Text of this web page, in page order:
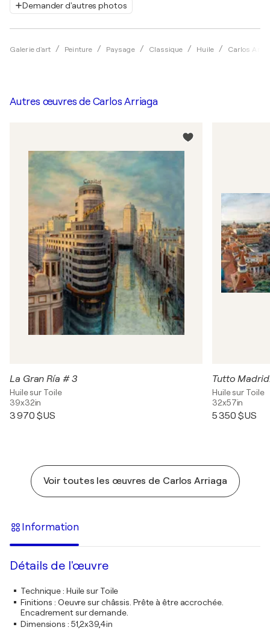
Demander d'autres photos
Galerie d'art Peinture Paysage Classique Huile Carlos
Autres œuvres de Carlos Arriaga
La Gran Ría # 3
Huile sur Toile
39x32in
3 970 $US
Tutto
Huile sur Toile
32x57in
5 350 $US
Voir toutes les œuvres de Carlos Arriaga
Information
Détails de l'œuvre
Technique: Huile sur Toile
Finitions : Oeuvre sur châssis. Prête à être accrochée.
Encadrement sur demande.
Dimensions : 51,2x39,4in